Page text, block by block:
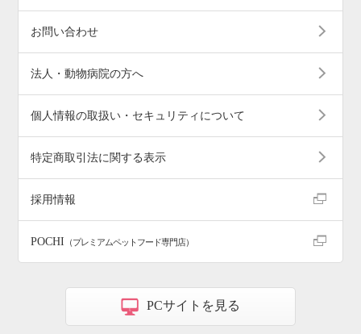
お問い合わせ
法人・動物病院の方へ
個人情報の取扱い・セキュリティについて
特定商取引法に関する表示
採用情報
POCHI （プレミアムペットフード専門店）
PCサイトを見る